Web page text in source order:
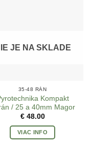
JE NA SKLADE
35-48 RÁN
Kompakt
/ 25 a 40mm Magor
€48.00
VIAC INFO